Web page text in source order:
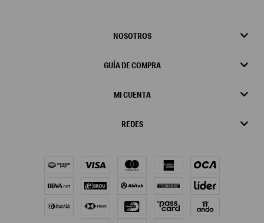
NOSOTROS
GUÍA DE COMPRA
MI CUENTA
REDES